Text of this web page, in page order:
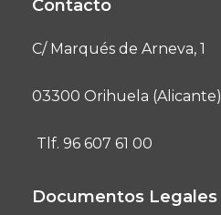
Contacto
C/ Marqués de Arneva, 1
03300 Orihuela (Alicante)
Tlf. 96 607 61 00
Documentos Legales